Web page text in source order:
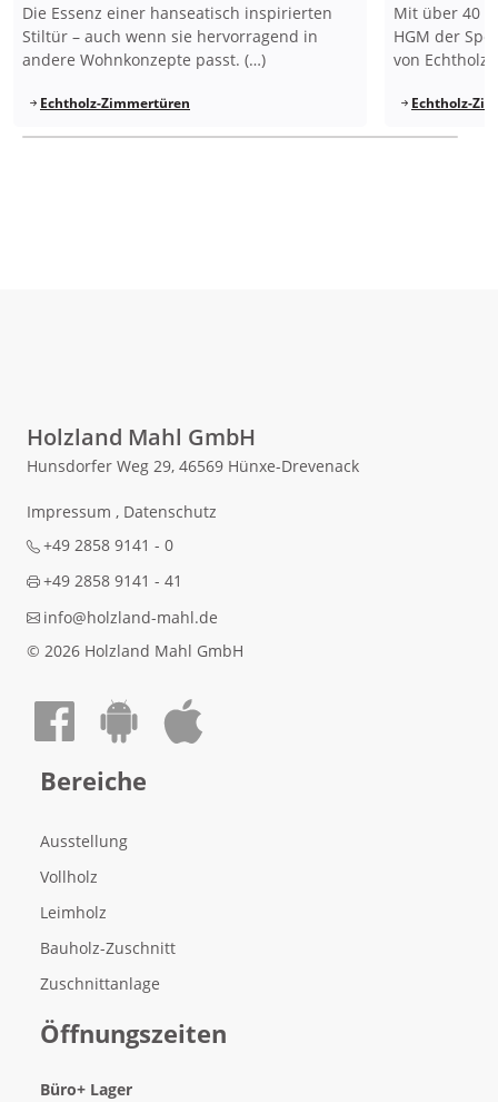
Die Essenz einer hanseatisch inspirierten
Stiltür – auch wenn sie hervorragend in
andere Wohnkonzepte passt. (…)
Echtholz-Zimmertüren
Mit über 40
HGM der
von
Echtholz-
Holzland Mahl GmbH
Hunsdorfer Weg 29, 46569 Hünxe-Drevenack
Impressum , Datenschutz
+49 2858 9141 - 0
+49 2858 9141 - 41
info@holzland-mahl.de
© 2026 Holzland Mahl GmbH
Auf Facebook teilen
Android App laden
Bereiche
Ausstellung
Vollholz
Leimholz
Bauholz-Zuschnitt
Zuschnittanlage
Öffnungszeiten
Büro+ Lager